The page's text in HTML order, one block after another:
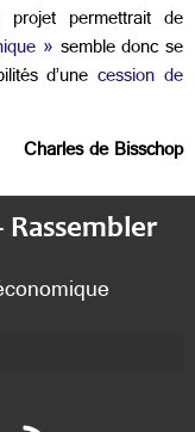
projet permettrait de
» semble donc se
d’unecession de
Charles de Bisschop